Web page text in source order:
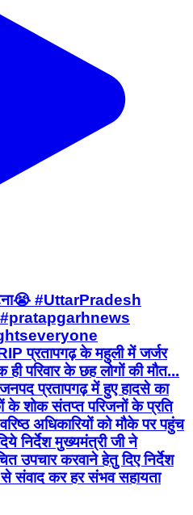
#UttarPradesh
प्रतापगढ़ के महुली में जर्जर
परिवार के छह लोगों की मौत...
प्रतापगढ़ में हुए हादसे का
के शोक संतप्त परिजनों के प्रति
अधिकारियों को मौके पर पहुंच
निर्देश मुख्यमंत्री जी ने
उपचार करवाने हेतु दिए निर्देश
संवाद कर हर संभव सहायता